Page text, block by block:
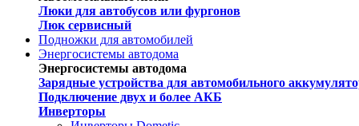
Люки для автобусов или фургонов
Люк сервисный
Подножки для автомобилей
Энергосистемы автодома
Энергосистемы автодома
Зарядные устройства для автомобильного
Подключение двух и более АКБ
Инверторы